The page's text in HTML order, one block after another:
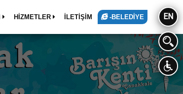
HİZMETLER İLETİŞİM -BELEDİYE EN